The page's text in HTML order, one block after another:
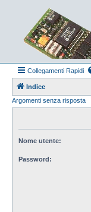
Collegamenti Rapidi
Indice
Argomenti senza risposta
Nome utente:
Password: